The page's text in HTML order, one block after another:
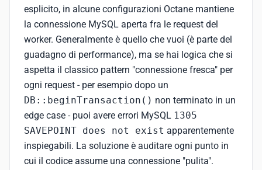
esplicito, in alcune configurazioni Octane mantiene
la connessione MySQL aperta fra le request del
worker. Generalmente è quello che vuoi (è parte del
guadagno di performance), ma se hai logica che si
aspetta il classico pattern "connessione fresca" per
ogni request - per esempio dopo un
DB::beginTransaction() non terminato in un
edge case - puoi avere errori MySQL 1305
SAVEPOINT does not exist apparentemente
inspiegabili. La soluzione è auditare ogni punto in
cui il codice assume una connessione "pulita".